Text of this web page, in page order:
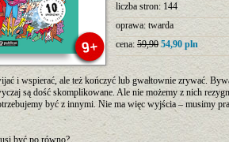
liczba stron: 144
oprawa: twarda
cena: 59,90 54,90 pln
i wspierać, ale też kończyć lub gwałtownie zrywać.
są dość skomplikowane. Ale nie możemy z nich
być z innymi. Nie ma więc wyjścia – musimy
być po równo?